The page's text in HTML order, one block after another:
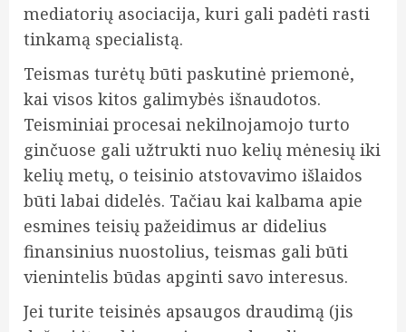
mediatorių asociacija, kuri gali padėti rasti
tinkamą specialistą.
Teismas turėtų būti paskutinė priemonė,
kai visos kitos galimybės išnaudotos.
Teisminiai procesai nekilnojamojo turto
ginčuose gali užtrukti nuo kelių mėnesių iki
kelių metų, o teisinio atstovavimo išlaidos
būti labai didelės. Tačiau kai kalbama apie
esmines teisių pažeidimus ar didelius
finansinius nuostolius, teismas gali būti
vienintelis būdas apginti savo interesus.
Jei turite teisinės apsaugos draudimą (jis